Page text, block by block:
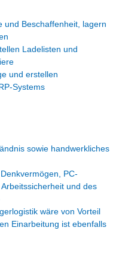
und Beschaffenheit, lagern
Ladelisten und
und erstellen
Systems
sowie handwerkliches
PC-
und des
wäre von Vorteil
Einarbeitung ist ebenfalls